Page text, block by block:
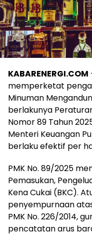
KABARENERGI.COM
memperketat
Minuman
berlakunya
Nomor 89 Tahun
Menteri Keuangan
berlaku efektif per
PMK No. 89/2025
Pemasukan,
Kena Cukai (BKC).
penyempurnaan
PMK No. 226/2014,
pencatatan arus